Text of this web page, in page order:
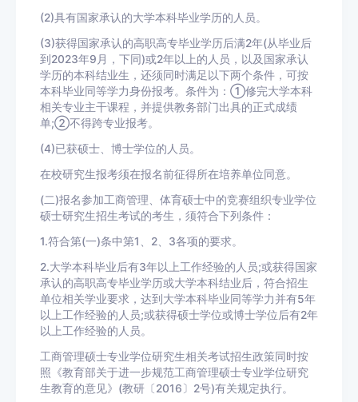
(2)具有国家承认的大学本科毕业学历的人员。
(3)获得国家承认的高职高专毕业学历后满2年(从毕业后
到2023年9月，下同)或2年以上的人员，以及国家承认
学历的本科结业生，还须同时满足以下两个条件，可按
本科毕业同等学力身份报考。条件为：①修完大学本科
相关专业主干课程，并提供教务部门出具的正式成绩
单;②不得跨专业报考。
(4)已获硕士、博士学位的人员。
在校研究生报考须在报名前征得所在培养单位同意。
(二)报名参加工商管理、体育硕士中的竞赛组织专业学位
硕士研究生招生考试的考生，须符合下列条件：
1.符合第(一)条中第1、2、3各项的要求。
2.大学本科毕业后有3年以上工作经验的人员;或获得国家
承认的高职高专毕业学历或大学本科结业后，符合招生
单位相关学业要求，达到大学本科毕业同等学力并有5年
以上工作经验的人员;或获得硕士学位或博士学位后有2年
以上工作经验的人员。
工商管理硕士专业学位研究生相关考试招生政策同时按
照《教育部关于进一步规范工商管理硕士专业学位研究
生教育的意见》(教研〔2016〕2号)有关规定执行。